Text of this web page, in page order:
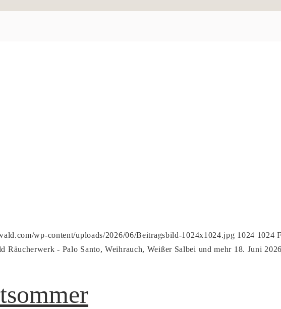
wp-content/uploads/2026/06/Beitragsbild-1024x1024.jpg 1024 1024
Räucherwerk - Palo Santo, Weihrauch, Weißer Salbei und mehr 18. Juni 2026